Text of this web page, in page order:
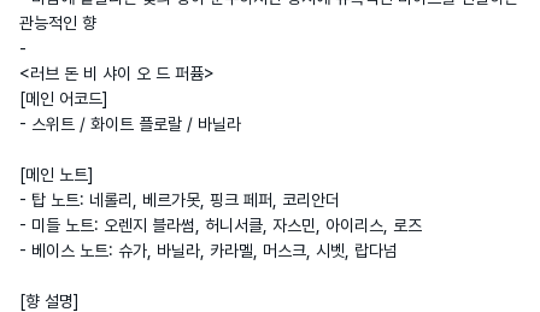
관능적인 향
-
<러브 돈 비 샤이 오 드 퍼퓸>
[메인 어코드]
- 스위트 / 화이트 플로랄 / 바닐라
[메인 노트]
- 탑 노트: 네롤리, 베르가못, 핑크 페퍼, 코리안더
- 미들 노트: 오렌지 블라썸, 허니서클, 자스민, 아이리스, 로즈
- 베이스 노트: 슈가, 바닐라, 카라멜, 머스크, 시벳, 랍다넘
[향 설명]